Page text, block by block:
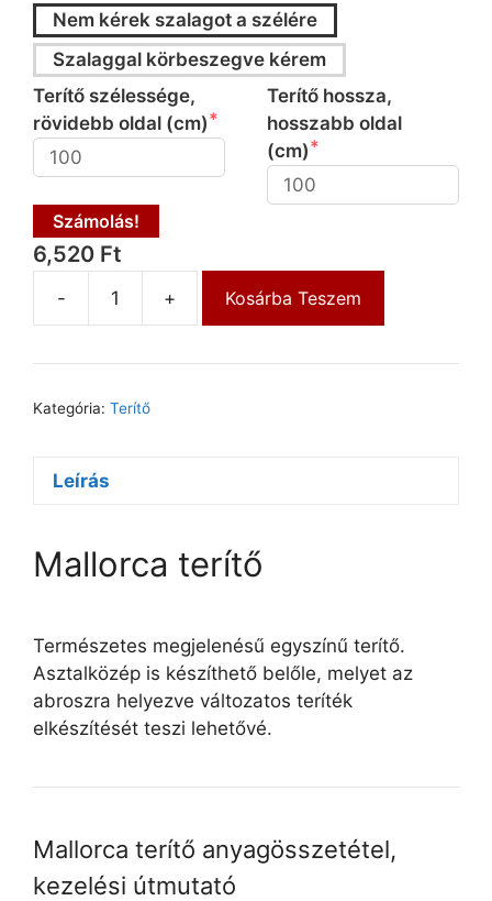
Nem kérek szalagot a szélére
Szalaggal körbeszegve kérem
Terítő szélessége,
rövidebb oldal (cm)
Terítő hossza,
hosszabb oldal
(cm)
Számolás!
6,520 Ft
- + Kosárba Teszem
Kategória: Terítő
Leírás
Mallorca terítő
Természetes megjelenésű egyszínű terítő.
Asztalközép is készíthető belőle, melyet az
abroszra helyezve változatos teríték
elkészítését teszi lehetővé.
Mallorca terítő anyagösszetétel,
kezelési útmutató